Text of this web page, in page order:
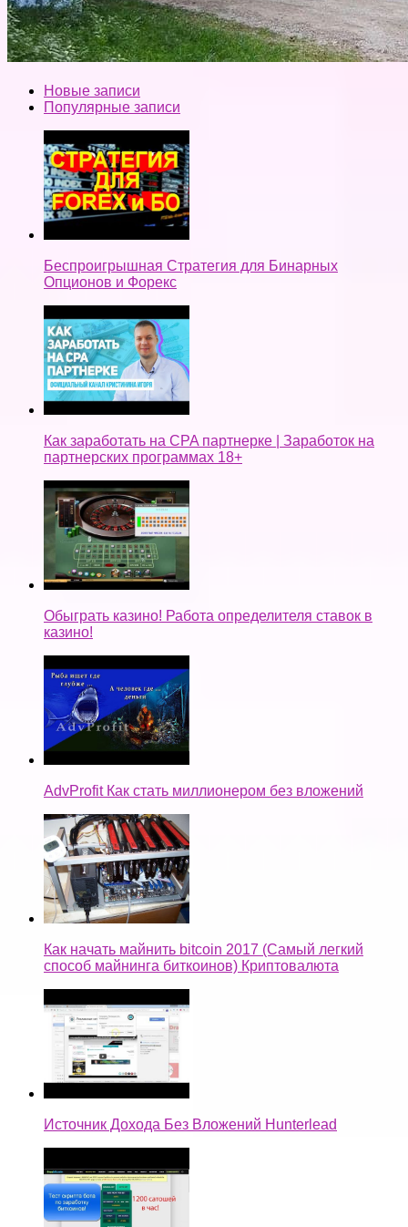
Новые записи
Популярные записи
Беспроигрышная Стратегия для Бинарных
Опционов и Форекс
Как заработать на CPA партнерке | Заработок на
партнерских программах 18+
Обыграть казино! Работа определителя ставок в
казино!
AdvProfit Как стать миллионером без вложений
Как начать майнить bitcoin 2017 (Самый легкий
способ майнинга биткоинов) Криптовалюта
Источник Дохода Без Вложений Hunterlead